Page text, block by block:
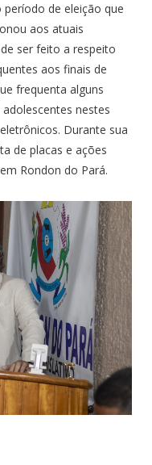
de eleição que
aos atuais
ser feito a respeito
aos finais de
frequenta alguns
nestes
Durante sua
de placas e ações
Rondon do Pará.